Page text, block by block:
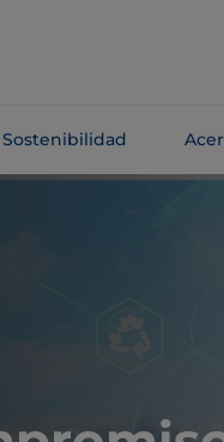
Sostenibilidad